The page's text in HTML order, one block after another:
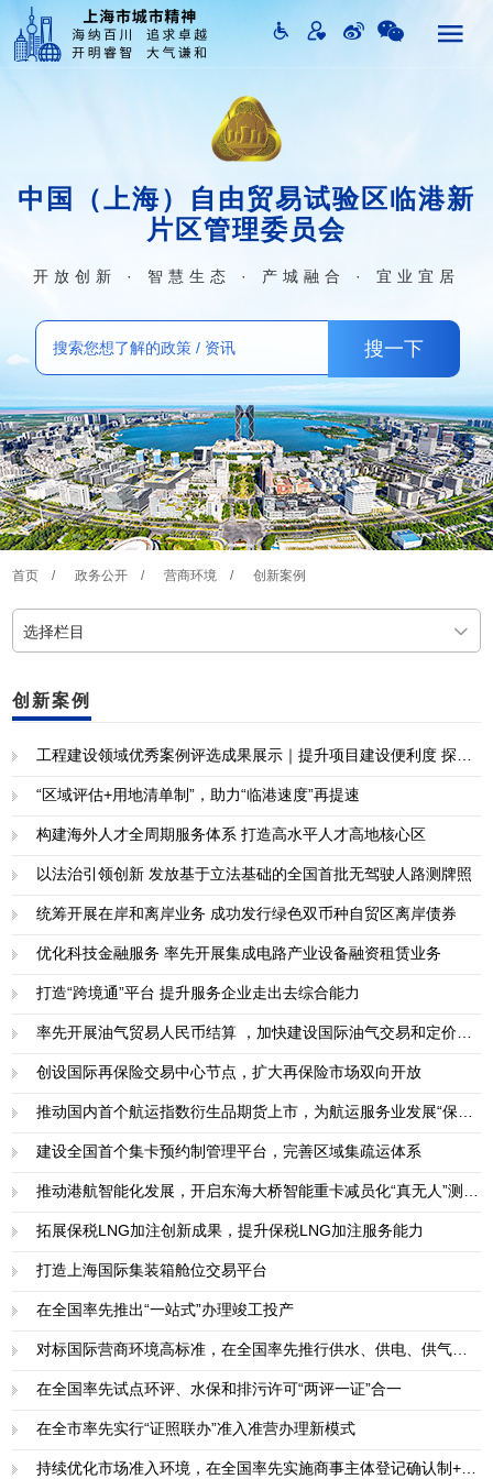
中国（上海）自由贸易试验区临港新
片区管理委员会
开放创新 · 智慧生态 · 产城融合 · 宜业宜居
首页 / 政务公开 / 营商环境 / 创新案例
选择栏目
创新案例
工程建设领域优秀案例评选成果展示｜提升项目建设便利度 探索推广“用地清单制”
“区域评估+用地清单制”，助力“临港速度”再提速
构建海外人才全周期服务体系 打造高水平人才高地核心区
以法治引领创新 发放基于立法基础的全国首批无驾驶人路测牌照
统筹开展在岸和离岸业务 成功发行绿色双币种自贸区离岸债券
优化科技金融服务 率先开展集成电路产业设备融资租赁业务
打造“跨境通”平台 提升服务企业走出去综合能力
率先开展油气贸易人民币结算 ，加快建设国际油气交易和定价中心
创设国际再保险交易中心节点，扩大再保险市场双向开放
推动国内首个航运指数衍生品期货上市，为航运服务业发展“保价护航”
建设全国首个集卡预约制管理平台，完善区域集疏运体系
推动港航智能化发展，开启东海大桥智能重卡减员化“真无人”测试运营
拓展保税LNG加注创新成果，提升保税LNG加注服务能力
打造上海国际集装箱舱位交易平台
在全国率先推出“一站式”办理竣工投产
对标国际营商环境高标准，在全国率先推行供水、供电、供气配套工程免费机制
在全国率先试点环评、水保和排污许可“两评一证”合一
在全市率先实行“证照联办”准入准营办理新模式
持续优化市场准入环境，在全国率先实施商事主体登记确认制+企业名称申报承诺制